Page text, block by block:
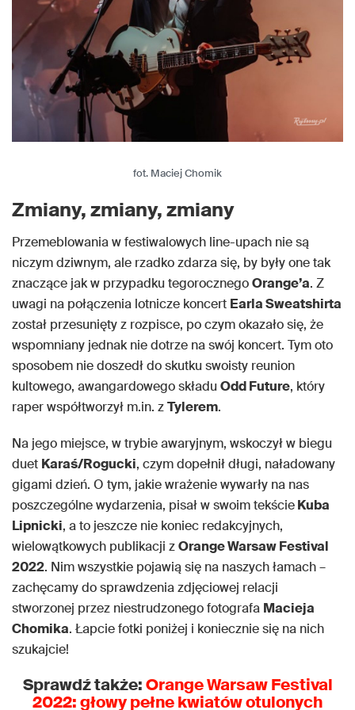
fot. Maciej Chomik
Zmiany, zmiany, zmiany
Przemeblowania w festiwalowych line-upach nie są
niczym dziwnym, ale rzadko zdarza się, by były one tak
znaczące jak w przypadku tegorocznegoOrange’a. Z
uwagi na połączenia lotnicze koncert Earla Sweatshirta
został przesunięty z rozpisce, po czym okazało się, że
wspomniany jednak nie dotrze na swój koncert. Tym oto
sposobem nie doszedł do skutku swoisty reunion
kultowego, awangardowego składu Odd Future, który
raper współtworzył m.in. zTylerem.
Na jego miejsce, w trybie awaryjnym, wskoczył w biegu
duet Karaś/Rogucki, czym dopełnił długi, naładowany
gigami dzień. O tym, jakie wrażenie wywarły na nas
poszczególne wydarzenia, pisał w swoim tekścieKuba
Lipnicki, a to jeszcze nie koniec redakcyjnych,
wielowątkowych publikacji zOrange Warsaw Festival
2022. Nim wszystkie pojawią się na naszych łamach –
zachęcamy do sprawdzenia zdjęciowej relacji
stworzonej przez niestrudzonego fotografa Macieja
Chomika. Łapcie fotki poniżej i koniecznie się na nich
szukajcie!
Sprawdź także:Orange Warsaw Festival
2022: głowy pełne kwiatów otulonych